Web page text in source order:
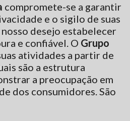
compromete-se a garantir
e o sigilo de suas
desejo estabelecer
e confiável. O Grupo
atividades a partir de
são a estrutura
a preocupação em
dos consumidores. São